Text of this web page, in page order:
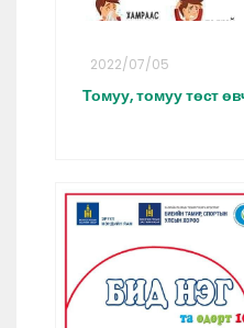
2022/07/05
Томуу, томуу төст